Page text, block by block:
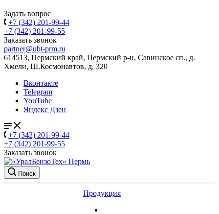
Задать вопрос
+7 (342) 201-99-44
+7 (342) 201-99-55
Заказать звонок
partner@ubt-prm.ru
614513, Пермский край, Пермский р-н, Савинское сп., д.
Хмели, Ш.Космонавтов, д. 320
Вконтакте
Telegram
YouTube
Яндекс Дзен
+7 (342) 201-99-44
+7 (342) 201-99-55
Заказать звонок
Поиск
Продукция